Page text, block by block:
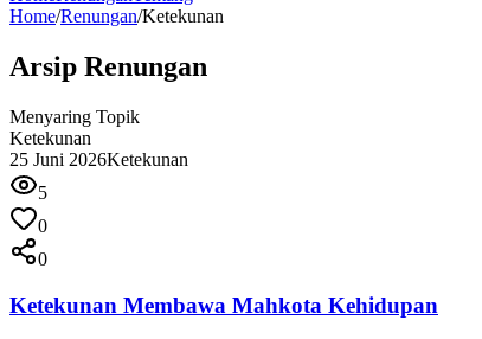
Home/Renungan/Ketekunan
Arsip Renungan
Menyaring Topik
Ketekunan
25 Juni 2026Ketekunan
5
0
0
Ketekunan Membawa Mahkota Kehidupan